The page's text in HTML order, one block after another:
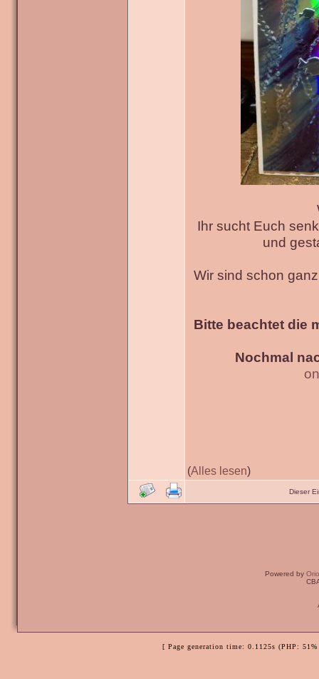
Ihr sucht Euch
und
Wir sind schon
Bitte beachtet die
Nochmal
(Alles lesen)
Dieser
Powered by
[ Page generation time: 0.1125s (PHP: